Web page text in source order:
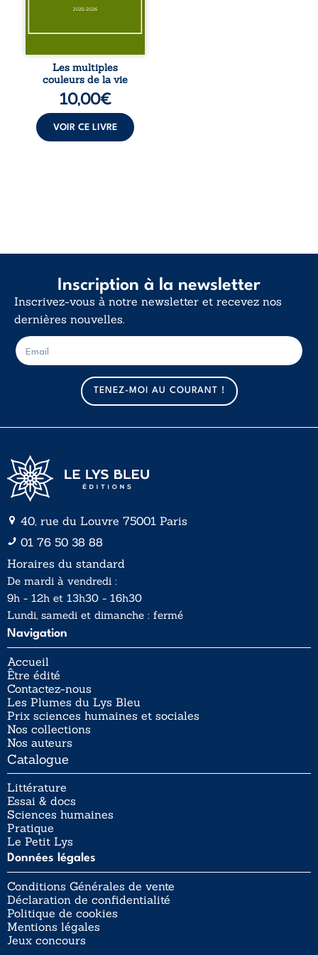
pour en retrouver
Entre souvenirs,
désillusions, Les
multiples couleurs
de la vie explore la
force des liens, le
poids des non-dits
et la ...
Les multiples
couleurs de la vie
10,00€
VOIR CE LIVRE
Inscription à la newsletter
Inscrivez-vous à notre newsletter et recevez nos
dernières nouvelles.
m
a
i
l
E
-
m
TENEZ-MOI AU COURANT !
40, rue du Louvre 75001 Paris
01 76 50 38 88
Horaires du standard
De mardi à vendredi :
9h - 12h et 13h30 - 16h30
Lundi, samedi et dimanche : fermé
Navigation
Accueil
Être édité
Contactez-nous
Les Plumes du Lys Bleu
Prix sciences humaines et sociales
Nos collections
Nos auteurs
Catalogue
Littérature
Essai & docs
Sciences humaines
Pratique
Le Petit Lys
Données légales
Conditions Générales de vente
Déclaration de confidentialité
Politique de cookies
Mentions légales
Jeux concours